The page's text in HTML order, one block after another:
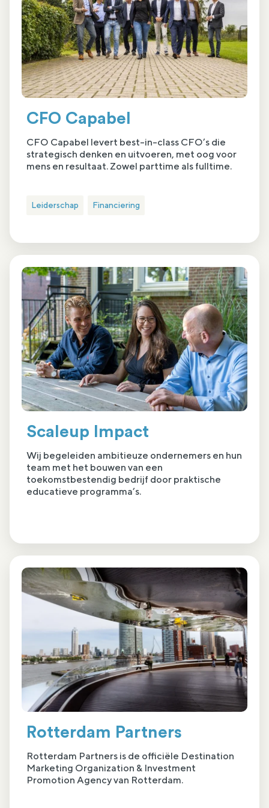
CFO Capabel
CFO Capabel levert best-in-class CFO’s die
strategisch denken en uitvoeren, met oog voor
mens en resultaat. Zowel parttime als fulltime.
Leiderschap Financiering
Scaleup Impact
Wij begeleiden ambitieuze ondernemers en hun
team met het bouwen van een
toekomstbestendig bedrijf door praktische
educatieve programma’s.
Rotterdam Partners
Rotterdam Partners is de officiële Destination
Marketing Organization & Investment
Promotion Agency van Rotterdam.